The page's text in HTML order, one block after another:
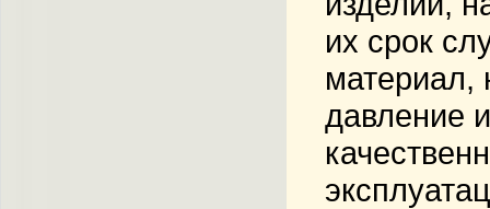
их срок
материал,
давление